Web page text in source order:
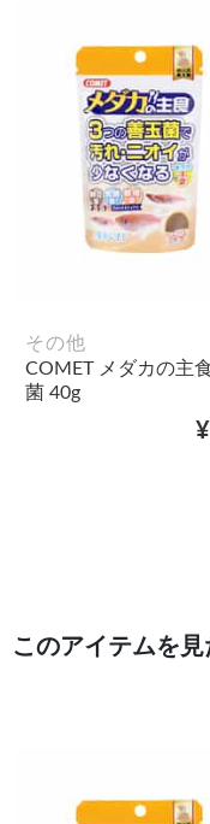
その他
COMET メダカの主
菌 40g
このアイテムを